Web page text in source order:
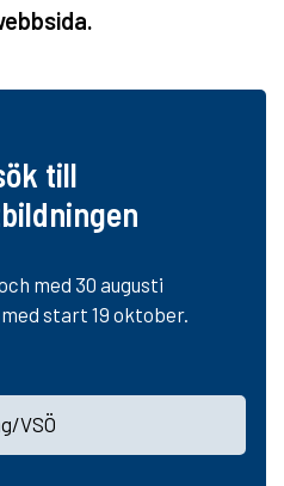
till
med 30 augusti
start 19 oktober.
VSÖ